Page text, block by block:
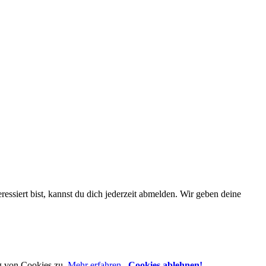
bist, kannst du dich jederzeit abmelden. Wir geben deine